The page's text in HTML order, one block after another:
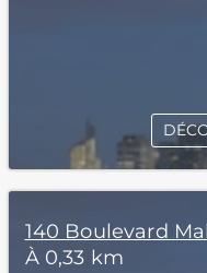
140 Boulevard
À 0,33 km